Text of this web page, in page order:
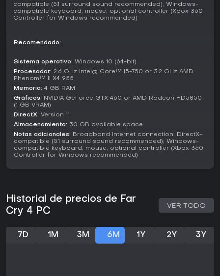
visiones opuestas obligan a elecciones que definen el final
de la historia.
aleatorios, como patrullas enemigas o ataques de
¿Merece la pena?
interacciones ambientales. La recepción es sólida, con 85
en Metacritic de 83 críticas y 7.7 de usuarios en 3.542
reseñas positivas de 23.398 en inglés.
Si te gustan los juegos que premian la experimentación en
combate y exploración sin rutas lineales estrictas, este
ha menguado desde el lanzamiento. Sin actualizaciones ni
compatible (5.1 surround sound recommended); Windows-
compatible keyboard, mouse, optional controller (Xbox 360
Controller for Windows recommended)
Recomendado:
Sistema operativo: Windows 10 (64-bit)
Procesador: 2.6 GHz Intel® Core™ i5-750 or 3.2 GHz AMD
Phenom™ II X4 955
Memoria: 4 GB RAM
Gráficos: NVIDIA GeForce GTX 460 or AMD Radeon HD5850
(1 GB VRAM)
DirectX: Version 11
Almacenamiento: 30 GB available space
Notas adicionales: Broadband Internet connection; DirectX-
compatible (5.1 surround sound recommended); Windows-
compatible keyboard, mouse, optional controller (Xbox 360
Controller for Windows recommended)
Historial de precios de Far
Cry 4 PC
VER TODO
7D 1M 3M 6M 1Y 2Y 3Y